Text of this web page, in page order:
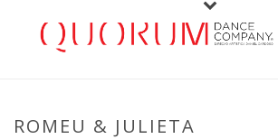
ROMEU & JULIETA